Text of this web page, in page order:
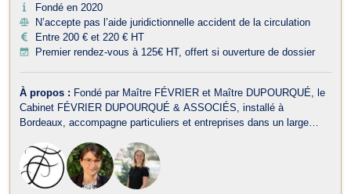
Fondé en 2020
N’accepte pas l’aide juridictionnelle accident de la circulation
Entre 200 € et 220 € HT
Premier rendez-vous à 125€ HT, offert si ouverture de dossier
À propos : Fondé par Maître FÉVRIER et Maître DUPOURQUÉ, le
Cabinet FÉVRIER DUPOURQUÉ & ASSOCIÉS, installé à
Bordeaux, accompagne particuliers et entreprises dans un large
des assurances et en droit du dommage corporel et indemnisation
des victimes, Maîtres FÉVRIER ...